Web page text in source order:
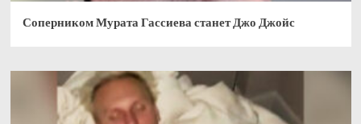
Соперником Мурата Гассиева станет Джо Джойс